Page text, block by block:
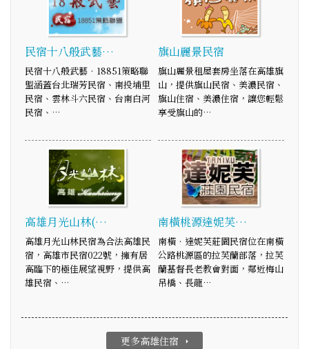
民宿十八般武藝…
民宿十八般武藝‧18851策略聯
盟涵蓋台北瑞芳民宿、南投埔里
民宿、雲林斗六民宿、台南白河
民宿、…
旗山麗景民宿
旗山麗景租屋套房坐落在高雄旗
山，提供旗山民宿、美濃民宿、
旗山住宿、美濃住宿，讓您輕鬆
享受旗山的…
高雄月光山林(…
高雄月光山林民宿為合法高雄民
宿，高雄市民宿022號，擁有居
高臨下的極佳展望視野，提供高
雄民宿、…
南橫桃源達妮芙…
南橫‧達妮芙莊園民宿位在南橫
公路桃源區的拉芙蘭部落，拉芙
蘭基督長老教會對面，鄰近梅山
吊橋、長龍…
更多高雄住宿 arrow_right